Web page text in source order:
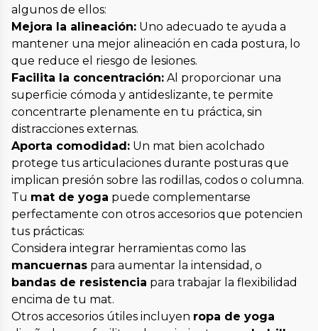
algunos de ellos:
Mejora la alineación: Uno adecuado te ayuda a
mantener una mejor alineación en cada postura, lo
que reduce el riesgo de lesiones.
Facilita la concentración: Al proporcionar una
superficie cómoda y antideslizante, te permite
concentrarte plenamente en tu práctica, sin
distracciones externas.
Aporta comodidad: Un mat bien acolchado
protege tus articulaciones durante posturas que
implican presión sobre las rodillas, codos o columna.
Tu mat de yoga puede complementarse
perfectamente con otros accesorios que potencien
tus prácticas:
Considera integrar herramientas como las
mancuernas para aumentar la intensidad, o
bandas de resistencia para trabajar la flexibilidad
encima de tu mat.
Otros accesorios útiles incluyen ropa de yoga